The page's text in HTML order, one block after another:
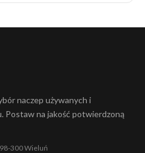
naczep używanych i
Postaw na jakość potwierdzoną
300 Wieluń